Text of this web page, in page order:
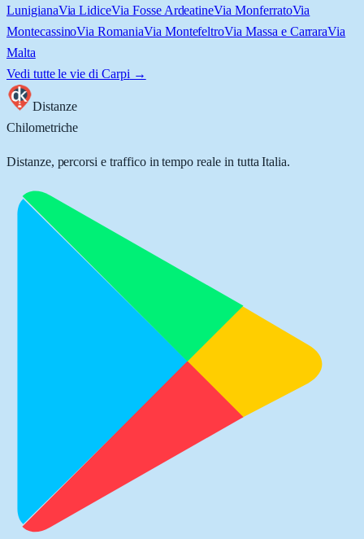
LunigianaVia LidiceVia Fosse ArdeatineVia MonferratoVia
MontecassinoVia RomaniaVia MontefeltroVia Massa e CarraraVia
Malta
Vedi tutte le vie di Carpi →
Distanze
Chilometriche
Distanze, percorsi e traffico in tempo reale in tutta Italia.